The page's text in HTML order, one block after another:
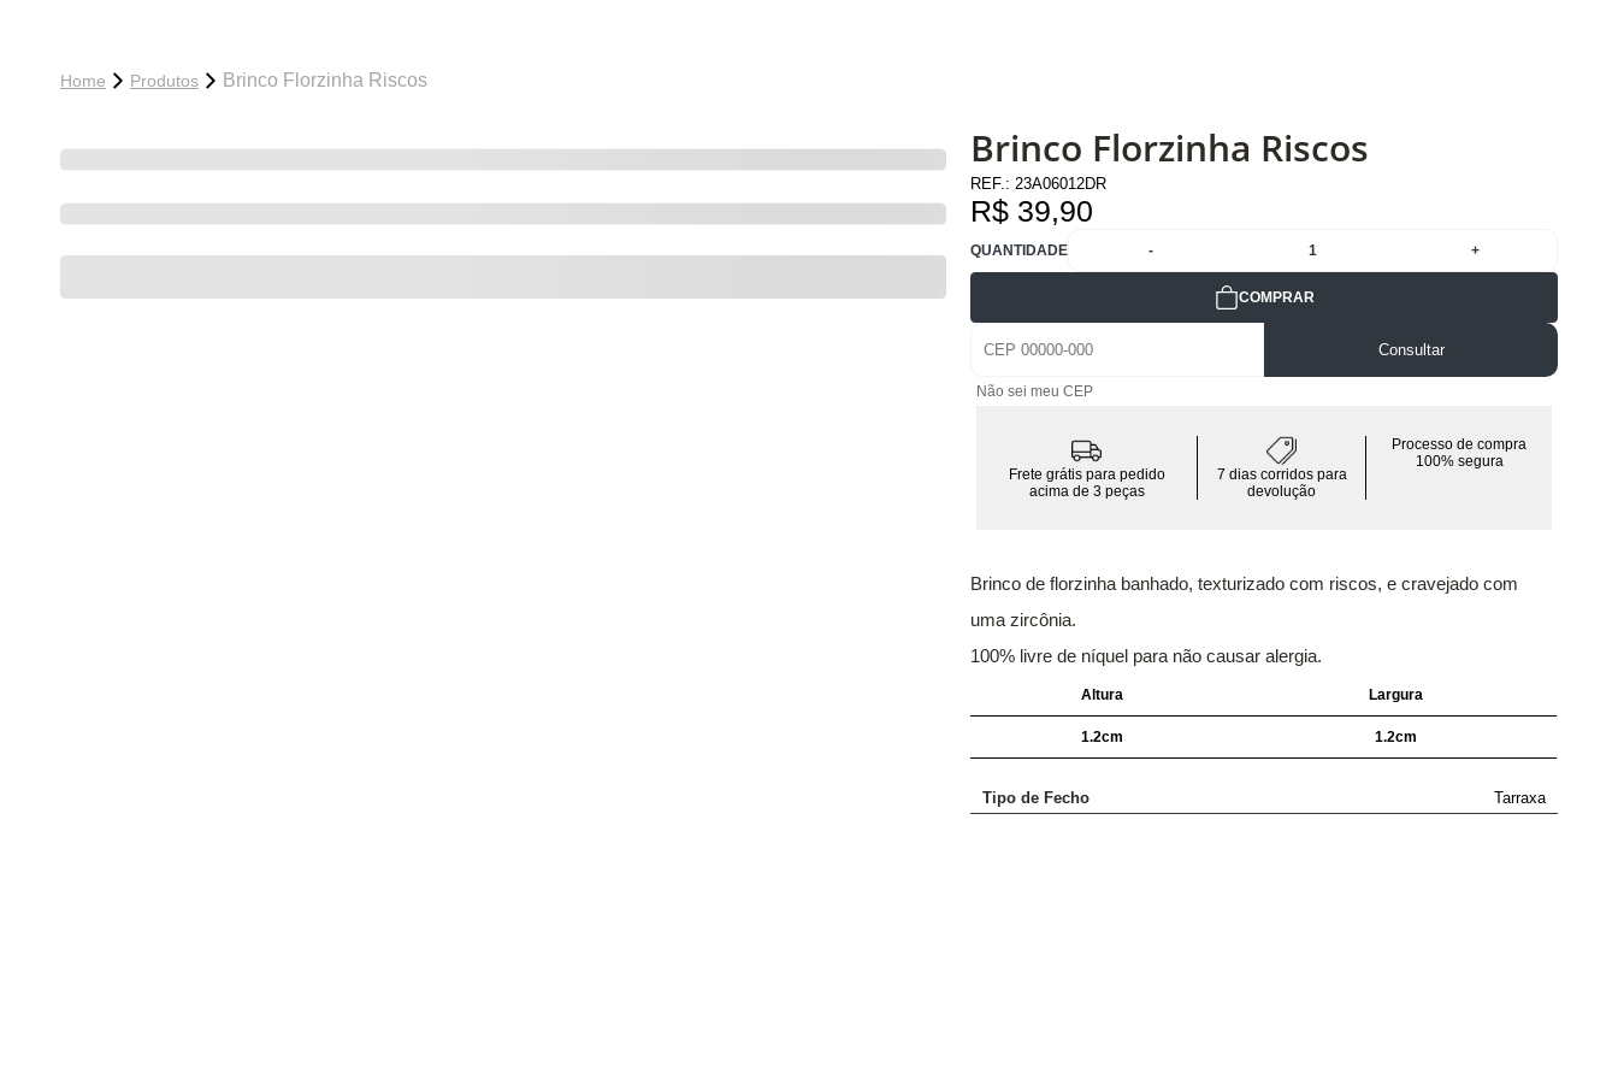
Home Produtos Brinco Florzinha Riscos
Brinco Florzinha Riscos
REF.:23A06012DR
R$ 39,90
QUANTIDADE - 1 +
COMPRAR
Consultar
Não sei meu CEP
Frete grátis para pedido
acima de 3 peças
7 dias corridos para
devolução
Processo de compra
100% segura
Brinco de florzinha banhado, texturizado com riscos, e cravejado com
uma zircônia.
100% livre de níquel para não causar alergia.
Altura Largura
1.2cm 1.2cm
Tipo de Fecho Tarraxa